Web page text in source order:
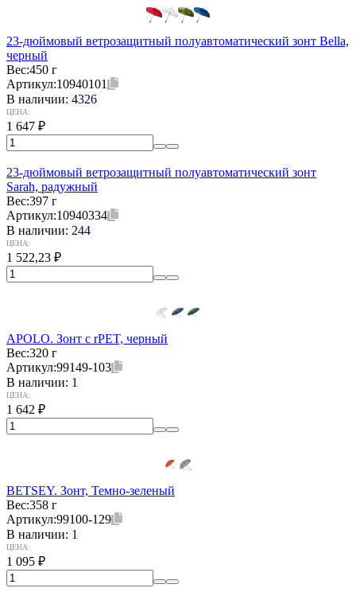
23-дюймовый ветрозащитный полуавтоматический зонт Bella,
черный
Вес:450 г
Артикул:10940101
В наличии: 4326
ЦЕНА:
1 647 ₽
23-дюймовый ветрозащитный полуавтоматический зонт
Sarah, радужный
Вес:397 г
Артикул:10940334
В наличии: 244
ЦЕНА:
1 522,23 ₽
APOLO. Зонт с rPET, черный
Вес:320 г
Артикул:99149-103
В наличии: 1
ЦЕНА:
1 642 ₽
BETSEY. Зонт, Темно-зеленый
Вес:358 г
Артикул:99100-129
В наличии: 1
ЦЕНА:
1 095 ₽